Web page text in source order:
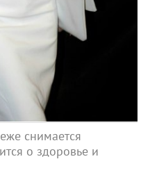
снимается
о здоровье и